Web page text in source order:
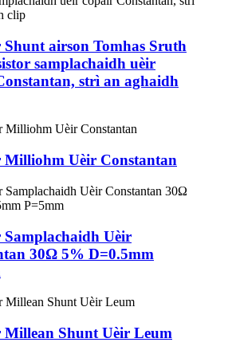
Shunt airson Tomhas Sruth
samplachaidh uèir
strì an aghaidh
Milliohm Uèir Constantan
Samplachaidh Uèir
30Ω 5% D=0.5mm
Millean Shunt Uèir Leum